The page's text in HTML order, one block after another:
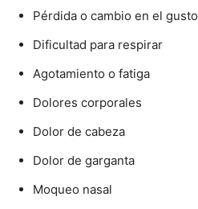
Pérdida o cambio en el gusto
Dificultad para respirar
Agotamiento o fatiga
Dolores corporales
Dolor de cabeza
Dolor de garganta
Moqueo nasal